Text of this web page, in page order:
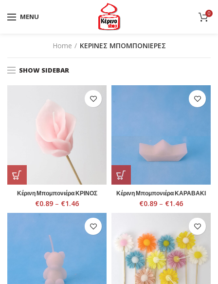
MENU 0
Home ΚΕΡΙΝΕΣ ΜΠΟΜΠΟΝΙΕΡΕΣ
SHOW SIDEBAR
Κέρινη Μπομπονιέρα ΚΡΙΝΟΣ
€0.89 – €1.46
Κέρινη Μπομπονιέρα ΚΑΡΑΒΑΚΙ
€0.89 – €1.46